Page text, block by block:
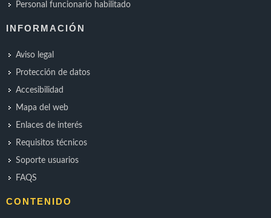
Personal funcionario habilitado
INFORMACIÓN
Aviso legal
Protección de datos
Accesibilidad
Mapa del web
Enlaces de interés
Requisitos técnicos
Soporte usuarios
FAQS
CONTENIDO